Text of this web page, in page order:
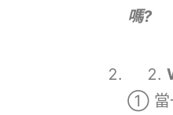
嗎?
① 當